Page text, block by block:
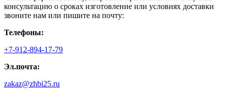
консультацию о сроках изготовление или условиях доставки
звоните нам или пишите на почту:
Телефоны:
+7-912-894-17-79
Эл.почта:
zakaz@zhbi25.ru